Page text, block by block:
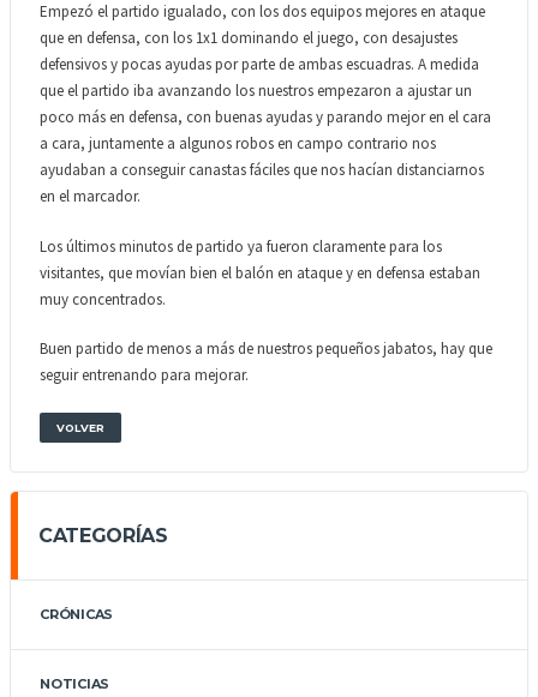
Empezó el partido igualado, con los dos equipos mejores en ataque
que en defensa, con los 1x1 dominando el juego, con desajustes
defensivos y pocas ayudas por parte de ambas escuadras. A medida
que el partido iba avanzando los nuestros empezaron a ajustar un
poco más en defensa, con buenas ayudas y parando mejor en el cara
a cara, juntamente a algunos robos en campo contrario nos
ayudaban a conseguir canastas fáciles que nos hacían distanciarnos
en el marcador.
Los últimos minutos de partido ya fueron claramente para los
visitantes, que movían bien el balón en ataque y en defensa estaban
muy concentrados.
Buen partido de menos a más de nuestros pequeños jabatos, hay que
seguir entrenando para mejorar.
VOLVER
CATEGORÍAS
CRÓNICAS
NOTICIAS